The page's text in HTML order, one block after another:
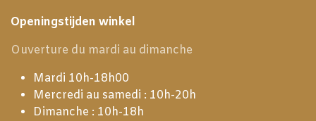
Openingstijden winkel
Ouverture du mardi au dimanche
Mardi 10h-18h00
Mercredi au samedi : 10h-20h
Dimanche : 10h-18h